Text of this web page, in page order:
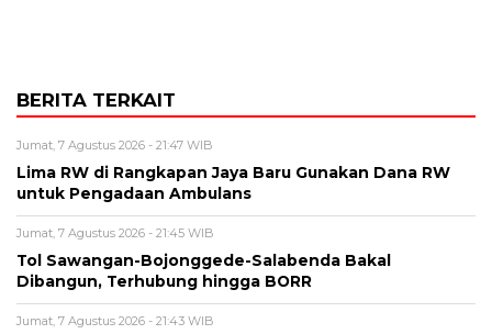
BERITA TERKAIT
Jumat, 7 Agustus 2026 - 21:47 WIB
Lima RW di Rangkapan Jaya Baru Gunakan Dana RW
untuk Pengadaan Ambulans
Jumat, 7 Agustus 2026 - 21:45 WIB
Tol Sawangan-Bojonggede-Salabenda Bakal
Dibangun, Terhubung hingga BORR
Jumat, 7 Agustus 2026 - 21:43 WIB